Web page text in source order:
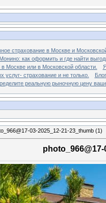
страхование в Москве и
как оформить и где найти
Москве или в Московской области.
услуг- страхование и не только.
Блог
реальную рыночную цену
03-2025_12-21-23_thumb (1)
photo_966@17-